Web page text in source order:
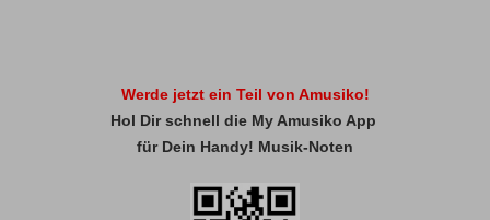
Werde jetzt ein Teil von Amusiko!
Hol Dir schnell die My Amusiko App
für Dein Handy! Musik-Noten